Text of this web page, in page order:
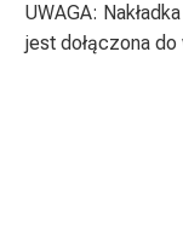
UWAGA:
jest dołączona